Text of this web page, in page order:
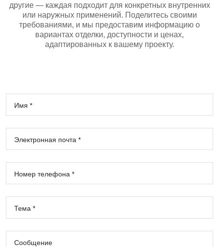
другие — каждая подходит для конкретных внутренних
или наружных применений. Поделитесь своими
требованиями, и мы предоставим информацию о
вариантах отделки, доступности и ценах,
адаптированных к вашему проекту.
Имя *
Электронная почта *
Номер телефона *
Тема *
Сообщение